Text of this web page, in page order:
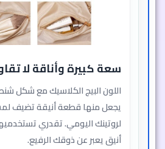
سعة كبيرة وأناقة لا
اللون البيج الكلاسيك مع شكل
يجعل منها قطعة أنيقة تضيف
لروتينك اليومي. تقدري
أنيق يعبر عن ذوقك الرفيع.